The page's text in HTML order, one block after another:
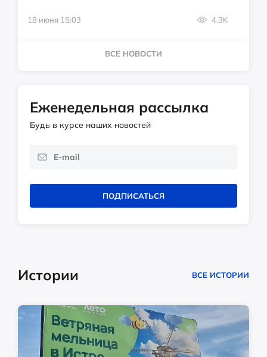
18 июня 15:03 4.3K
ВСЕ НОВОСТИ
Еженедельная рассылка
Будь в курсе наших новостей
ПОДПИСАТЬСЯ
Истории ВСЕ ИСТОРИИ